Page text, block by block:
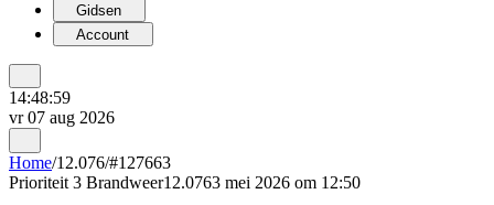
Gidsen
Account
14:48:59
vr 07 aug 2026
Home/12.076/#127663
Prioriteit 3 Brandweer12.0763 mei 2026 om 12:50